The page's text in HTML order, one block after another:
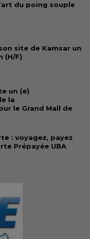
du poing souple
site de Kamsar un
(H/F)
un (e)
la
le Grand Mall de
: voyagez, payez
Prépayée UBA